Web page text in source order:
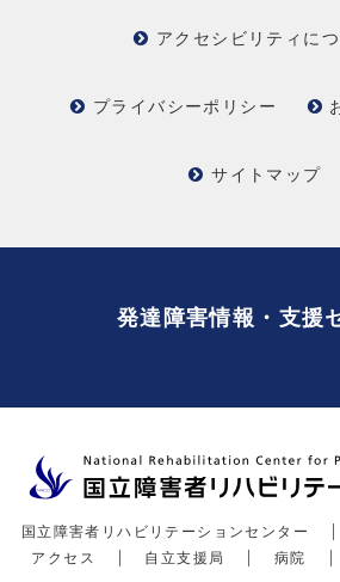
アクセシビリティにつ
プライバシーポリシー
サイトマップ
発達障害情報・支援
国立障害者リハビリテーションセンター
アクセス
自立支援局 病院